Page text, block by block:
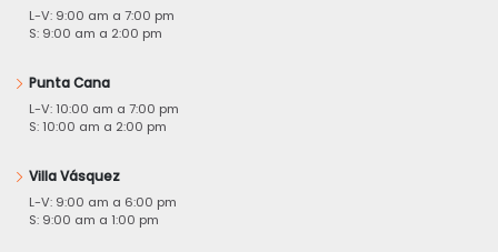
L-V: 9:00 am a 7:00 pm
S: 9:00 am a 2:00 pm
Punta Cana
L-V: 10:00 am a 7:00 pm
S: 10:00 am a 2:00 pm
Villa Vásquez
L-V: 9:00 am a 6:00 pm
S: 9:00 am a 1:00 pm